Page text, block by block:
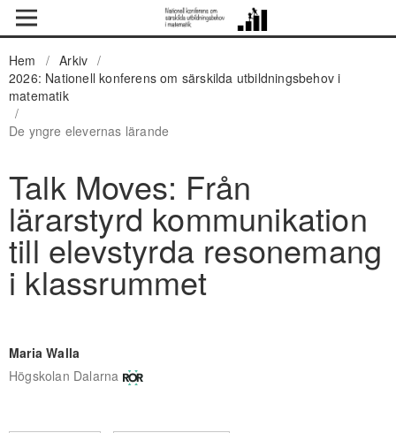
Hem / Arkiv /
2026: Nationell konferens om särskilda utbildningsbehov i
matematik
/
De yngre elevernas lärande
Talk Moves: Från
lärarstyrd kommunikation
till elevstyrda resonemang
i klassrummet
Maria Walla
Högskolan Dalarna